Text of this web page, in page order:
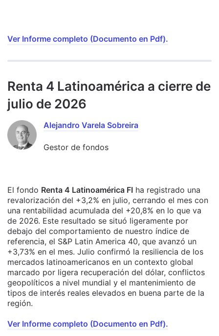
Ver Informe completo (Documento en Pdf).
Renta 4 Latinoamérica a cierre de
julio de 2026
Alejandro Varela Sobreira
Gestor de fondos
El fondo Renta 4 Latinoamérica FI ha registrado una
revalorización del +3,2% en julio, cerrando el mes con
una rentabilidad acumulada del +20,8% en lo que va
de 2026. Este resultado se situó ligeramente por
debajo del comportamiento de nuestro índice de
referencia, el S&P Latin America 40, que avanzó un
+3,73% en el mes. Julio confirmó la resiliencia de los
mercados latinoamericanos en un contexto global
marcado por ligera recuperación del dólar, conflictos
geopolíticos a nivel mundial y el mantenimiento de
tipos de interés reales elevados en buena parte de la
región.
Ver Informe completo (Documento en Pdf).